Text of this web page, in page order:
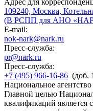
Адрес для
109240, Москва,
(В РСПП для АНО
E-mail:
nok-nark@nark.ru
Пресс-служба:
pr@nark.ru
Пресс-служба:
+7 (495) 966-16-86 (доб.
Национальное агентство
Главной целью
квалификаций является